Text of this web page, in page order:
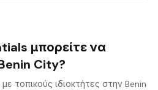
μπορείτε να
City?
τοπικούς ιδιοκτήτες στην Benin